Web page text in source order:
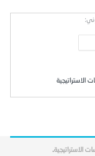
الاستراتيجية
الاستراتيجية.